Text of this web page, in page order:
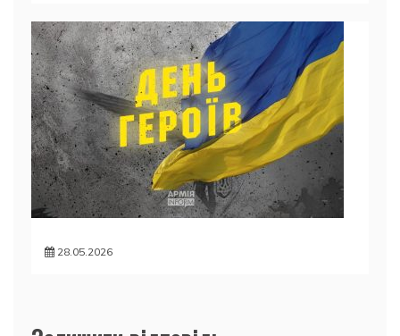
28.05.2026